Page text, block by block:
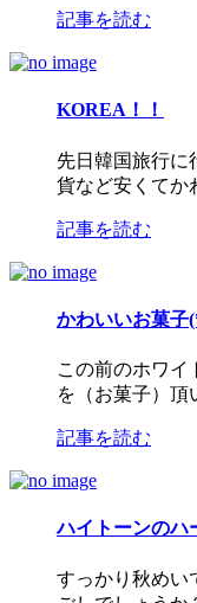
記事を読む
KOREA！！
先日韓国旅行に
貨など安くてか
記事を読む
かわいいお菓
この前のホワイ
を（お菓子）頂
記事を読む
ハイトーンの
すっかり秋めい